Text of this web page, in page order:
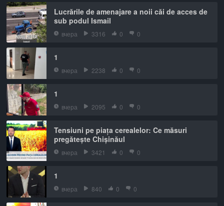
Lucrările de amenajare a noii căi de acces de
sub podul Ismail
вчера 3316 0 0
1
вчера 2238 0 0
1
вчера 2095 0 0
Tensiuni pe piața cerealelor: Ce măsuri
pregătește Chișinăul
вчера 3421 0 0
1
вчера 840 0 0